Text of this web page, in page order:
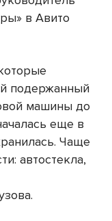
в Авито
подержанный
машины до
еще в
Чаще
автостекла,